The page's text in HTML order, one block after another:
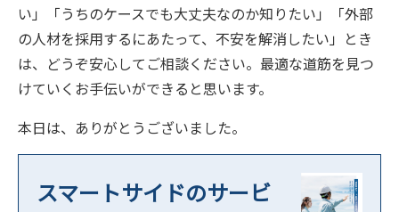
い」「うちのケースでも大丈夫なのか知りたい」「外部
の人材を採用するにあたって、不安を解消したい」とき
は、どうぞ安心してご相談ください。最適な道筋を見つ
けていくお手伝いができると思います。
本日は、ありがとうございました。
スマートサイドのサービ